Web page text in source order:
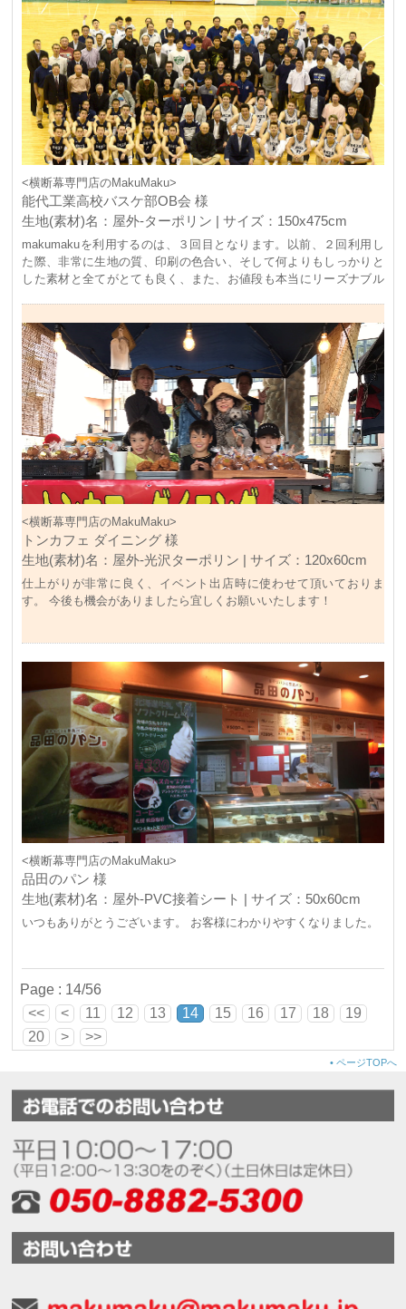
<横断幕専門店のMakuMaku>
能代工業高校バスケ部OB会 様
生地(素材)名：屋外-ターポリン | サイズ：150x475cm
makumakuを利用するのは、３回目となります。以前、２回利用し
た際、非常に生地の質、印刷の色合い、そして何よりもしっかりと
した素材と全てがとても良く、また、お値段も本当にリーズナブル
スケで有名な能代工業高校バスケ部が全国大会で初優勝したのが昭
和42年(1967年)のことでした。その年から、今年で50年目の節目を
迎え、かつてのOBが集結、また、全国各地のプロチームで活躍する
OB選手も集結し、盛大なイベントが開催されました。 その際、一
番メインとなる場所に、このターポリン幕を使用させていただきま
した。開催までの間、会場となった能代市総合体育館の外に２週間
ほど、掲示しました。海際の非常に風の強い場所で、雨風も多かっ
たのですが、しっかりとした生地で全く問題なく掲示することが出
来ました。 今までは、その場所は、板看板しか設置したことがない
場所だったので、今回、初めてmakumakuさんで製作したターポリ
ンを設置したところ、色々な方面から大変好評で、以後、このよう
なイベントの際には、またお願いしようということになりました。
イベントに大活躍したターポリン幕、本当にありがとうございまし
た！
<横断幕専門店のMakuMaku>
トンカフェ ダイニング 様
生地(素材)名：屋外-光沢ターポリン | サイズ：120x60cm
仕上がりが非常に良く、イベント出店時に使わせて頂いておりま
す。 今後も機会がありましたら宜しくお願いいたします！
<横断幕専門店のMakuMaku>
品田のパン 様
生地(素材)名：屋外-PVC接着シート | サイズ：50x60cm
いつもありがとうございます。 お客様にわかりやすくなりました。
Page : 14/56
<<
< 11 12 13 14 15 16 17 18
19
20
> >>
• ページTOPへ